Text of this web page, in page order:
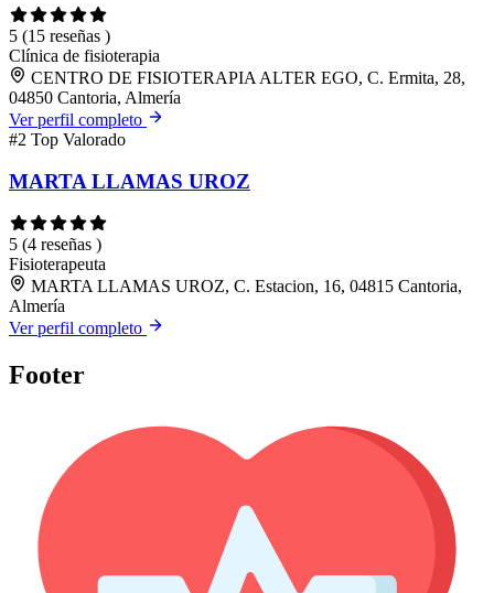
5 (15 reseñas )
Clínica de fisioterapia
CENTRO DE FISIOTERAPIA ALTER EGO, C. Ermita, 28,
04850 Cantoria, Almería
Ver perfil completo
#2 Top Valorado
MARTA LLAMAS UROZ
5 (4 reseñas )
Fisioterapeuta
MARTA LLAMAS UROZ, C. Estacion, 16, 04815 Cantoria,
Almería
Ver perfil completo
Footer